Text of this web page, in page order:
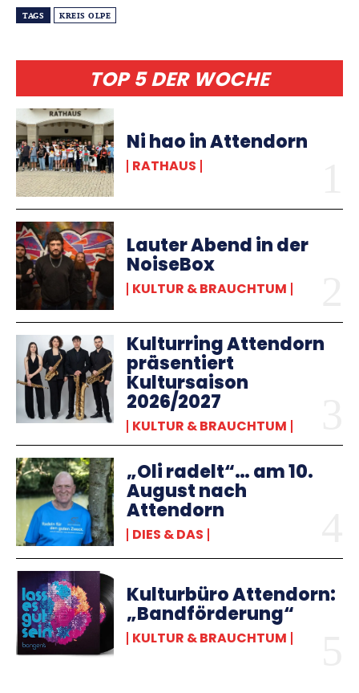
TOP 5 DER WOCHE
Ni hao in Attendorn
RATHAUS
Lauter Abend in der
NoiseBox
KULTUR & BRAUCHTUM
Kulturring Attendorn
präsentiert
Kultursaison
2026/2027
KULTUR & BRAUCHTUM
„Oli radelt“… am 10.
August nach
Attendorn
DIES & DAS
Kulturbüro Attendorn:
„Bandförderung“
KULTUR & BRAUCHTUM
TAGS KREIS OLPE